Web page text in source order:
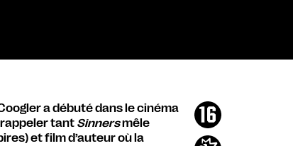
a débuté dans le cinéma
rappeler tant Sinnersmêle
et film d’auteur où la